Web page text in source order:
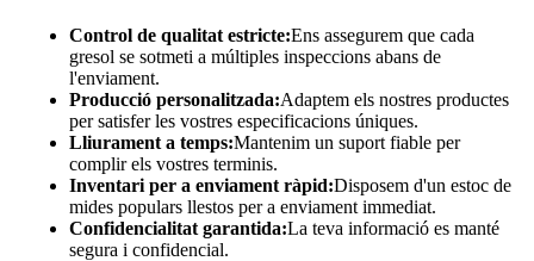
Control de qualitat estricte:Ens assegurem que cada
gresol se sotmeti a múltiples inspeccions abans de
l'enviament.
Producció personalitzada:Adaptem els nostres productes
per satisfer les vostres especificacions úniques.
Lliurament a temps:Mantenim un suport fiable per
complir els vostres terminis.
Inventari per a enviament ràpid:Disposem d'un estoc de
mides populars llestos per a enviament immediat.
Confidencialitat garantida:La teva informació es manté
segura i confidencial.